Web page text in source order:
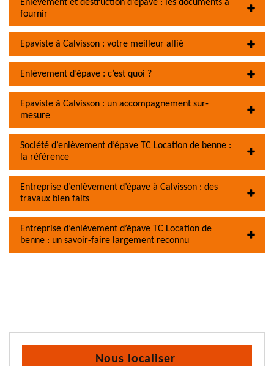
Enlèvement et destruction d’épave : les documents à
fournir
Epaviste à Calvisson : votre meilleur allié
Enlèvement d’épave : c’est quoi ?
Epaviste à Calvisson : un accompagnement sur-
mesure
Société d’enlèvement d’épave TC Location de benne :
la référence
Entreprise d’enlèvement d’épave à Calvisson : des
travaux bien faits
Entreprise d’enlèvement d’épave TC Location de
benne : un savoir-faire largement reconnu
Nous localiser